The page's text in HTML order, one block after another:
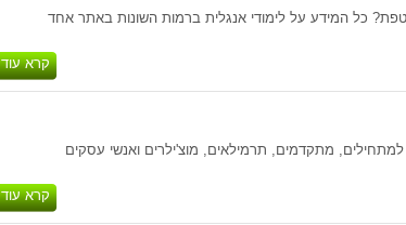
כל המידע על לימודי אנגלית ברמות השונות באתר אחד
קרא עוד
מתקדמים, תרמילאים, מוצ'ילרים ואנשי עסקים
קרא עוד